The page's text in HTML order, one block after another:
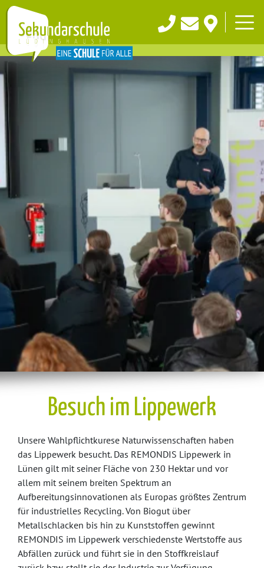
Besuch im Lippewerk
Unsere Wahlpflichtkurese Naturwissenschaften haben
das Lippewerk besucht. Das REMONDIS Lippewerk in
Lünen gilt mit seiner Fläche von 230 Hektar und vor
allem mit seinem breiten Spektrum an
Aufbereitungsinnovationen als Europas größtes Zentrum
für industrielles Recycling. Von Biogut über
Metallschlacken bis hin zu Kunststoffen gewinnt
REMONDIS im Lippewerk verschiedenste Wertstoffe aus
Abfällen zurück und führt sie in den Stoffkreislauf